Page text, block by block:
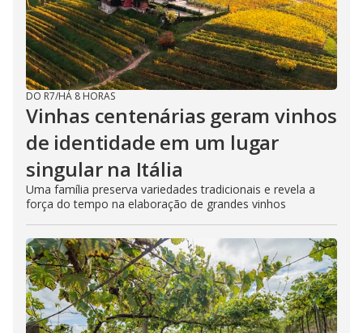
DO R7/HÁ 8 HORAS
Vinhas centenárias geram vinhos
de identidade em um lugar
singular na Itália
Uma família preserva variedades tradicionais e revela a
força do tempo na elaboração de grandes vinhos